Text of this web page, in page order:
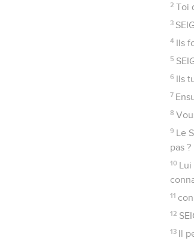
2 Toi
3
4 Ils
5
6 Ils
7
8
9 Le
pas ?
10 Lui
11
12
13 Il